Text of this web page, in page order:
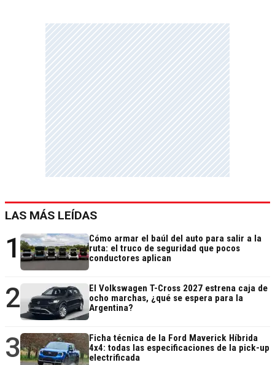
LAS MÁS LEÍDAS
1
Cómo armar el baúl del auto para salir a la
ruta: el truco de seguridad que pocos
conductores aplican
2
El Volkswagen T-Cross 2027 estrena caja de
ocho marchas, ¿qué se espera para la
Argentina?
3
Ficha técnica de la Ford Maverick Híbrida
4x4: todas las especificaciones de la pick-up
electrificada